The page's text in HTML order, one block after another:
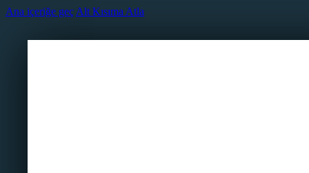
Ana içeriğe geç Alt Kısıma Atla